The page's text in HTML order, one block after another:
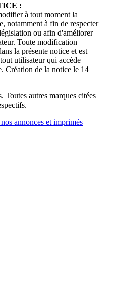
:
à tout moment la
notamment à fin de respecter
ou afin d'améliorer
Toute modification
la présente notice et est
utilisateur qui accède
Création de la notice le 14
autres marques citées
annonces et imprimés